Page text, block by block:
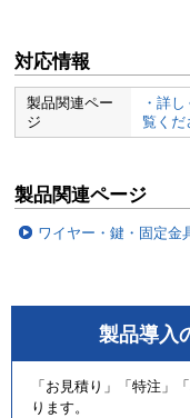
対応情報
製品関連ペー
ジ
・詳
覧くだ
製品関連ページ
ワイヤー・鍵・固定金
製品導入
「お見積り」「特注」
ります。